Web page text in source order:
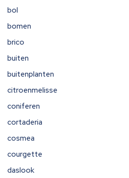
bol
bomen
brico
buiten
buitenplanten
citroenmelisse
coniferen
cortaderia
cosmea
courgette
daslook